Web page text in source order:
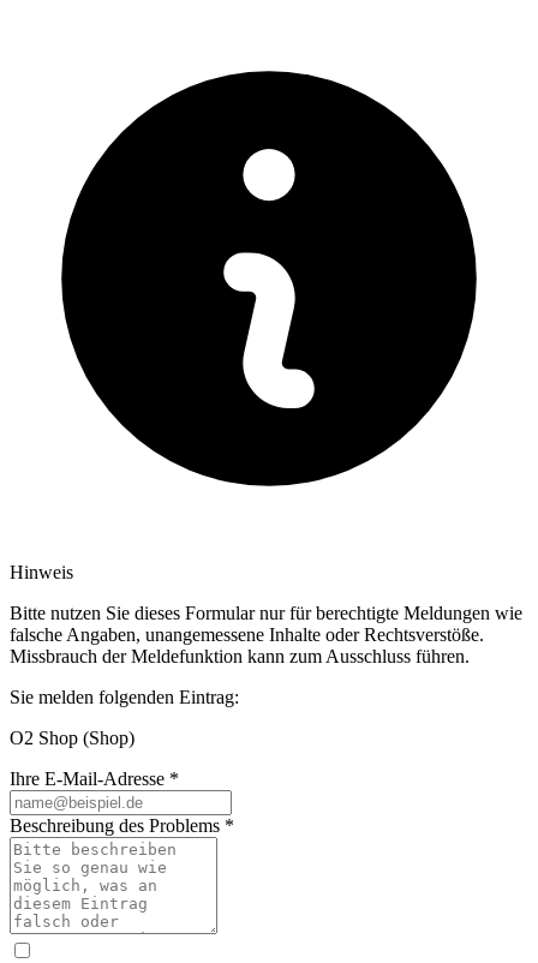
Hinweis
Bitte nutzen Sie dieses Formular nur für berechtigte Meldungen wie
falsche Angaben, unangemessene Inhalte oder Rechtsverstöße.
Missbrauch der Meldefunktion kann zum Ausschluss führen.
Sie melden folgenden Eintrag:
O2 Shop (Shop)
Ihre E-Mail-Adresse *
Beschreibung des Problems *